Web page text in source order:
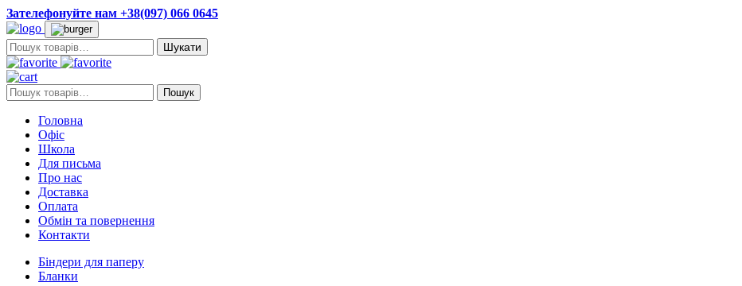
Зателефонуйте нам +38(097) 066 0645
Пошук:
Пошук: Пошук
Головна
Офіс
Школа
Для письма
Про нас
Доставка
Оплата
Обмін та повернення
Контакти
Біндери для паперу
Бланки